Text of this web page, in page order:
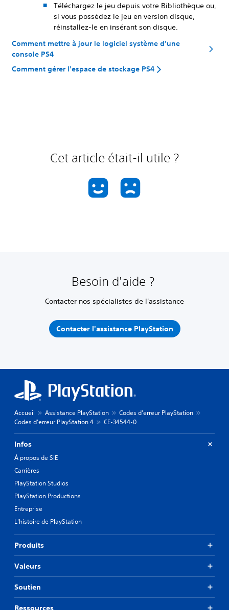
Téléchargez le jeu depuis votre Bibliothèque ou,
si vous possédez le jeu en version disque,
réinstallez-le en insérant son disque.
Comment mettre à jour le logiciel système d'une
console PS4
Comment gérer l'espace de stockage PS4
Cet article était-il utile ?
Besoin d'aide ?
Contacter nos spécialistes de l'assistance
Contacter l'assistance PlayStation
Accueil Assistance PlayStation
Codes d'erreur PlayStation
Codes d'erreur PlayStation 4
CE-34544-0
Infos
À propos de SIE
Carrières
PlayStation Studios
PlayStation Productions
Entreprise
L'histoire de PlayStation
Produits
Valeurs
Soutien
Ressources